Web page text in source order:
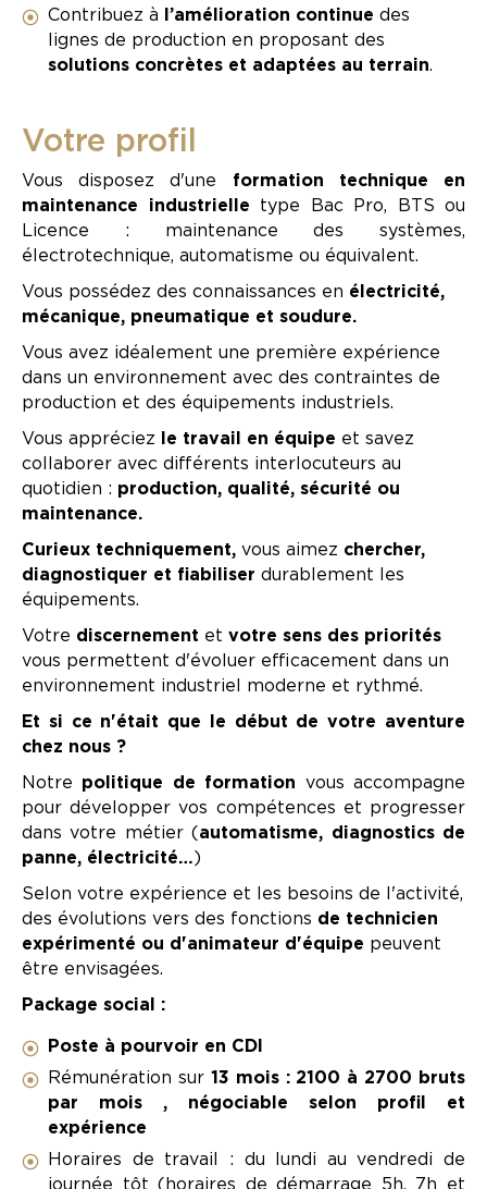
Contribuez à l’amélioration continue des
lignes de production en proposant des
solutions concrètes et adaptées au terrain.
Votre profil
Vous disposez d'une formation technique en
maintenance industrielle type Bac Pro, BTS ou
Licence : maintenance des systèmes,
électrotechnique, automatisme ou équivalent.
Vous possédez des connaissances en électricité,
mécanique, pneumatique et soudure.
Vous avez idéalement une première expérience
dans un environnement avec des contraintes de
production et des équipements industriels.
Vous appréciez le travail en équipe et savez
collaborer avec différents interlocuteurs au
quotidien : production, qualité, sécurité ou
maintenance.
Curieux techniquement, vous aimez chercher,
diagnostiquer et fiabiliser durablement les
équipements.
Votre discernement et votre sens des priorités
vous permettent d'évoluer efficacement dans un
environnement industriel moderne et rythmé.
Et si ce n'était que le début de votre aventure
chez nous ?
Notre politique de formation vous accompagne
pour développer vos compétences et progresser
dans votre métier (automatisme, diagnostics de
panne, électricité…)
Selon votre expérience et les besoins de l'activité,
des évolutions vers des fonctions de technicien
expérimenté ou d'animateur d'équipe peuvent
être envisagées.
Package social :
Poste à pourvoir en CDI
Rémunération sur13 mois : 2100 à 2700 bruts
par mois , négociable selon profil et
expérience
Horaires de travail : du lundi au vendredi de
journée tôt (horaires de démarrage 5h, 7h et